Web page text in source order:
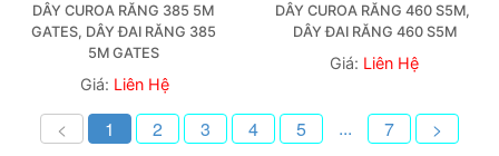
DÂY CUROA RĂNG 385 5M
GATES, DÂY ĐAI RĂNG 385
5M GATES
Giá: Liên Hệ
DÂY CUROA RĂNG 460 S5M,
DÂY ĐAI RĂNG 460 S5M
Giá: Liên Hệ
< 1 2 3 4 5 ... 7 >